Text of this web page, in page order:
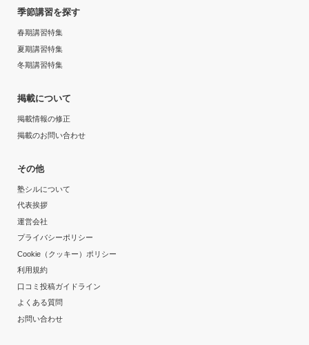
目的の達成理由
勉強はとても苦手だったし、真面目に勉強をするタイプ
ではなかったのですが、分かるまで根気強く教えてくだ
出来たからです。
志望校と合格状況
能性がございますので、詳しくは塾にお問い合わせください。
---
1日あたりの授業時間
---
月額料金
目的の達成度
達成
目的の達成理由
少人数授業ということで面倒見がすごくよく、授業の質
もよく、また個別指導ではないため他の人と授業中に競
いながら問題を解くといったこともでき、学力向上につ
季節講習を探す
春期講習特集
夏期講習特集
冬期講習特集
掲載について
掲載情報の修正
掲載のお問い合わせ
その他
塾シルについて
代表挨拶
運営会社
プライバシーポリシー
Cookie（クッキー）ポリシー
利用規約
口コミ投稿ガイドライン
よくある質問
お問い合わせ